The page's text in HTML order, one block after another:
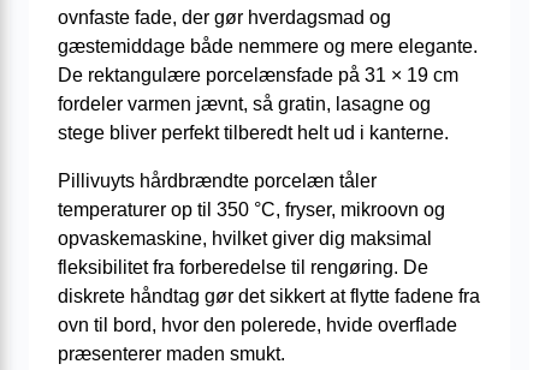
ovnfaste fade, der gør hverdagsmad og
gæstemiddage både nemmere og mere elegante.
De rektangulære porcelænsfade på 31 × 19 cm
fordel­er varmen jævnt, så gratin, lasagne og
stege bliver perfekt tilberedt helt ud i kanterne.
Pillivuyts hårdbrændte porcelæn tåler
temperaturer op til 350 °C, fryser, mikroovn og
opvaskemaskine, hvilket giver dig maksimal
fleksibilitet fra forberedelse til rengøring. De
diskrete håndtag gør det sikkert at flytte fadene fra
ovn til bord, hvor den polerede, hvide overflade
præsenterer maden smukt.